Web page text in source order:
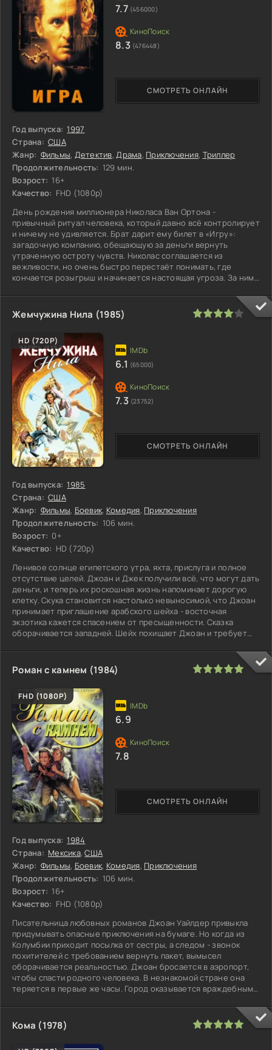
Год выпуска: 1997
Страна: США
Жанр: Фильмы, Детектив,Драма, Приключения, Триллер
Продолжительность: 129 мин.
Возрост: 16+
Качество: FHD (1080p)
День рождения миллионера Николаса Ван Ортона -
привычный ритуал человека, который давно всё контролирует
и ничему не удивляется. Брат дарит ему билет в «Игру»:
загадочную компанию, обещающую за деньги вернуть
утраченную остроту чувств. Николас соглашается из
вежливости, но очень быстро перестаёт понимать, где
кончается розыгрыш и начинается настоящая угроза. За ним
СМОТРЕТЬ ОНЛАЙН
7.7 (456000)
8.3 (476448)
Жемчужина Нила (1985)
HD (720P)
Год выпуска: 1985
Страна: США
Жанр: Фильмы, Боевик, Комедия, Приключения
Продолжительность: 106 мин.
Возрост: 0+
Качество: HD (720p)
Ленивое солнце египетского утра, яхта, прислуга и полное
отсутствие целей. Джоан и Джек получили всё, что могут дать
деньги, и теперь их роскошная жизнь напоминает дорогую
клетку. Скука становится настолько невыносимой, что Джоан
принимает приглашение арабского шейха - восточная
экзотика кажется спасением от пресыщенности. Сказка
оборачивается западней. Шейх похищает Джоан и требует
СМОТРЕТЬ ОНЛАЙН
6.1 (65000)
7.3 (23752)
80
Роман с камнем (1984)
FHD (1080P)
Год выпуска: 1984
Страна: Мексика,США
Жанр: Фильмы, Боевик, Комедия, Приключения
Продолжительность: 106 мин.
Возрост: 16+
Качество: FHD (1080p)
Писательница любовных романов Джоан Уайлдер привыкла
придумывать опасные приключения на бумаге. Но когда из
Колумбии приходит посылка от сестры, а следом - звонок
похитителей с требованием вернуть пакет, вымысел
оборачивается реальностью. Джоан бросается в аэропорт,
чтобы спасти родного человека. В незнакомой стране она
теряется в первые же часы. Город оказывается враждебным,
СМОТРЕТЬ ОНЛАЙН
6.9
7.8
100
Кома (1978)